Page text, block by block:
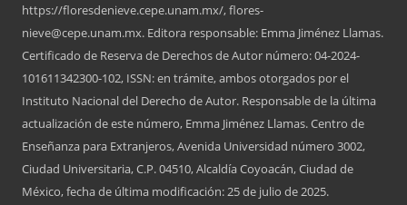
https://floresdenieve.cepe.unam.mx/, flores-
nieve@cepe.unam.mx. Editora responsable: Emma Jiménez Llamas.
Certificado de Reserva de Derechos de Autor número: 04-2024-
101611342300-102, ISSN: en trámite, ambos otorgados por el
Instituto Nacional del Derecho de Autor. Responsable de la última
actualización de este número, Emma Jiménez Llamas. Centro de
Enseñanza para Extranjeros, Avenida Universidad número 3002,
Ciudad Universitaria, C.P. 04510, Alcaldía Coyoacán, Ciudad de
México, fecha de última modificación: 25 de julio de 2025.